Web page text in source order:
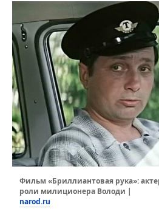
Фильм «Бриллиантовая рука»:
роли милиционера Володи |
narod.ru